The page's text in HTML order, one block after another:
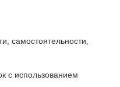
самостоятельности,
с использованием